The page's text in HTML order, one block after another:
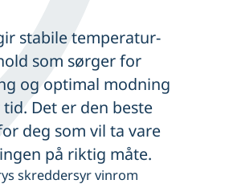
stabile temperatur-
som sørger for
og optimal modning
Det er den beste
deg som vil ta vare
på riktig måte.
skreddersyr vinrom